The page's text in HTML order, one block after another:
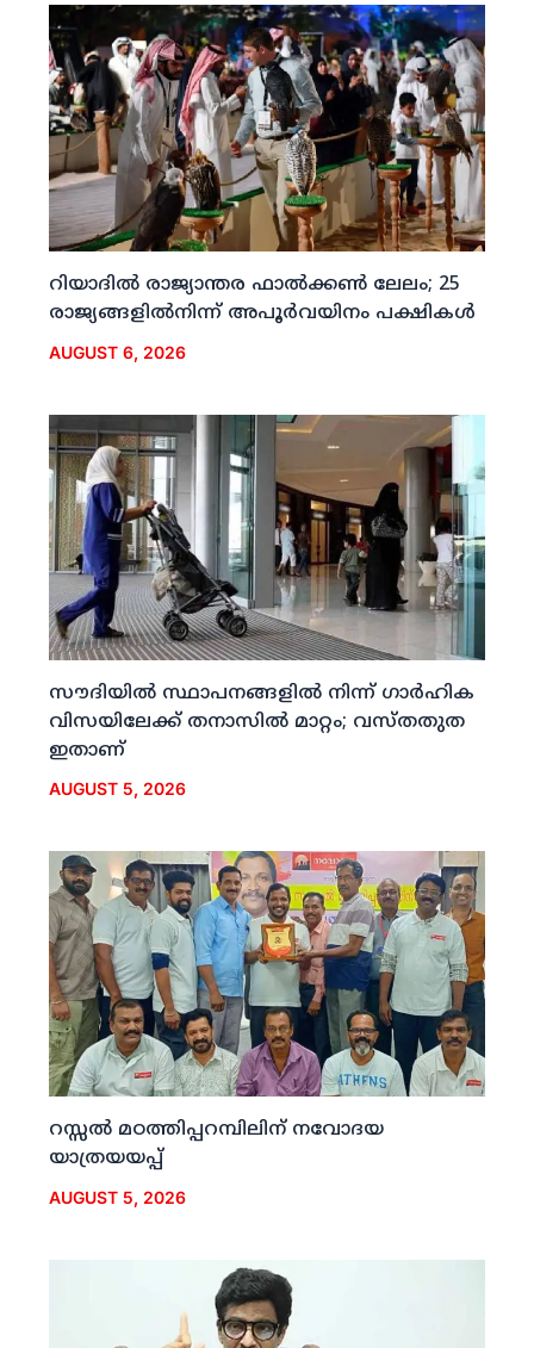
റിയാദില്‍ രാജ്യാന്തര ഫാല്‍ക്കണ്‍ ലേലം; 25
രാജ്യങ്ങളില്‍നിന്ന് അപൂര്‍വയിനം പക്ഷികള്‍
AUGUST 6, 2026
സൗദിയില്‍ സ്ഥാപനങ്ങളില്‍ നിന്ന് ഗാര്‍ഹിക
വിസയിലേക്ക് തനാസില്‍ മാറ്റം; വസ്തതുത
ഇതാണ്
AUGUST 5, 2026
റസ്സല്‍ മഠത്തിപ്പറമ്പിലിന് നവോദയ
യാത്രയയപ്പ്
AUGUST 5, 2026